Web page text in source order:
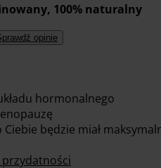
100% naturalny
opinie
hormonalnego
Ciebie będzie miał